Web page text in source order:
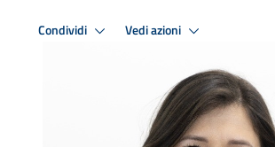
Condividi Vedi azioni